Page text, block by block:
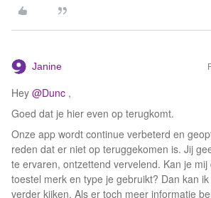
Janine
Hey @Dunc ,
Goed dat je hier even op terugkomt.
Onze app wordt continue verbeterd en
reden dat er niet op teruggekomen is. Jij
te ervaren, ontzettend vervelend. Kan je
toestel merk en type je gebruikt? Dan kan
verder kijken. Als er toch meer informatie